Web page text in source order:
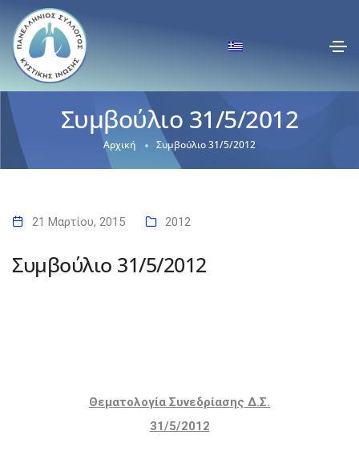
Συμβούλιο 31/5/2012
Αρχική Συμβούλιο 31/5/2012
21 Μαρτίου, 2015 2012
Συμβούλιο 31/5/2012
Θεματολογία Συνεδρίασης Δ.Σ.
31/5/2012